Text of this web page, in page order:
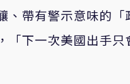
、帶有警示意味的「
「下一次美國出手只